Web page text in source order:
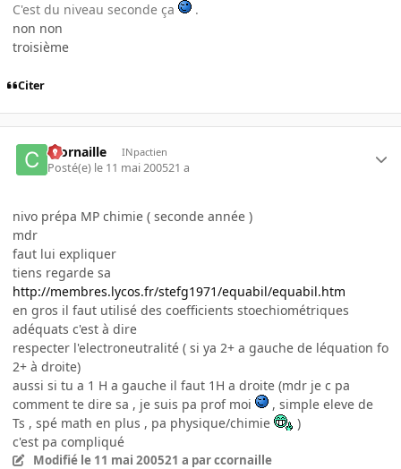
C'est du niveau seconde ça
.
non non
troisième
Citer
ccornaille INpactien
Posté(e) le 11 mai 200521 a
nivo prépa MP chimie ( seconde année )
mdr
faut lui expliquer
tiens regarde sa
http://membres.lycos.fr/stefg1971/equabil/equabil.htm
en gros il faut utilisé des coefficients stoechiométriques
adéquats c'est à dire
respecter l'electroneutralité ( si ya 2+ a gauche de léquation fo
2+ à droite)
aussi si tu a 1 H a gauche il faut 1H a droite (mdr je c pa
comment te dire sa , je suis pa prof moi
, simple eleve de
Ts , spé math en plus , pa physique/chimie
)
c'est pa compliqué
Modifié le 11 mai 200521 a par ccornaille